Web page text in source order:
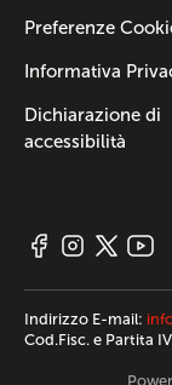
Preferenze
Informativa
Dichiarazione di
accessibilità
Indirizzo E-mail:
Cod.Fisc. e Partita